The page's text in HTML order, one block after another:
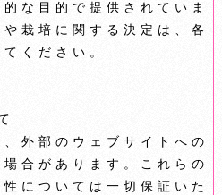
な目的で提供されていま
栽培に関する決定は、各
ください。
外部のウェブサイトへの
合があります。これらの
については一切保証いた